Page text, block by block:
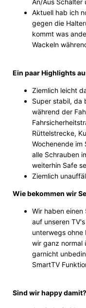
An/Aus Schalter
Aktuell hab ich
gegen die
kommt was
Wackeln
Ein paar Highlights
Ziemlich leicht
Super stabil, da
während der
Rüttelstrecke,
Wochenende im
alle Schrauben
weiterhin Safe
Ziemlich
Wie bekommen wir
Wir haben
auf unseren
unterwegs ohne
wir ganz normal
garnicht
SmartTV
Sind wir happy damit?